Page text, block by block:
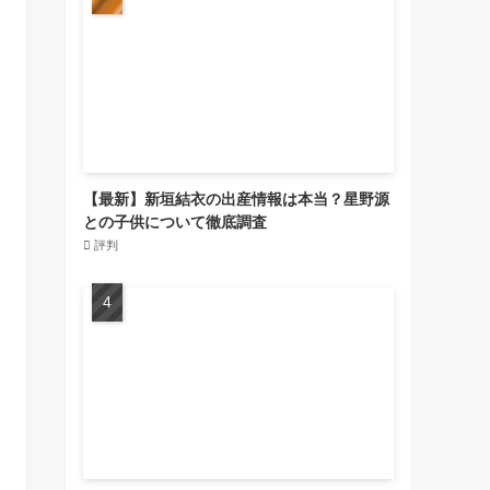
【最新】新垣結衣の出産情報は本当？星野源
との子供について徹底調査
評判